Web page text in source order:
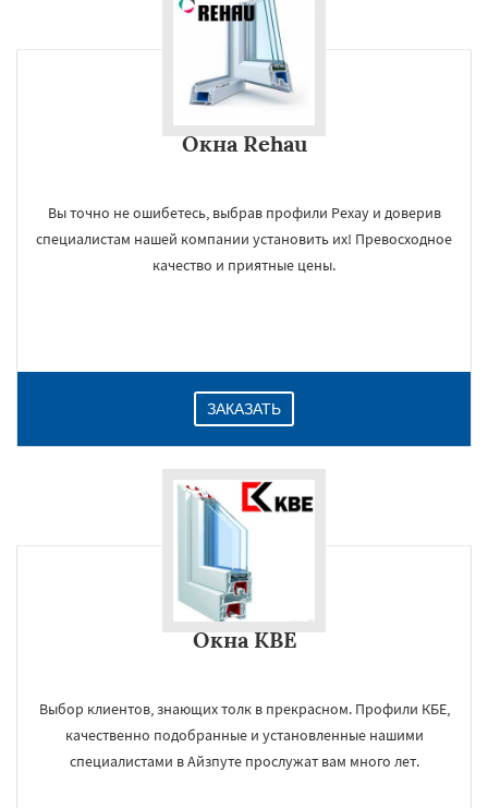
Окна Rehau
Вы точно не ошибетесь, выбрав профили Рехау и доверив
специалистам нашей компании установить их! Превосходное
качество и приятные цены.
ЗАКАЗАТЬ
Окна KBE
Выбор клиентов, знающих толк в прекрасном. Профили КБЕ,
качественно подобранные и установленные нашими
специалистами в Айзпуте прослужат вам много лет.